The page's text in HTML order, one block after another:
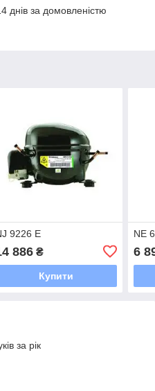
днів за домовленістю
9226 E
886₴
Купити
NE
6
за рік